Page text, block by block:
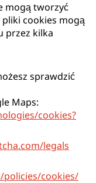
mogą tworzyć
cookies mogą
przez kilka
sprawdzić
Maps:
cookies?
legals
cookies/